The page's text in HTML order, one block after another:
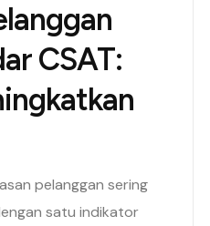
CSAT:
pelanggan sering
satu indikator